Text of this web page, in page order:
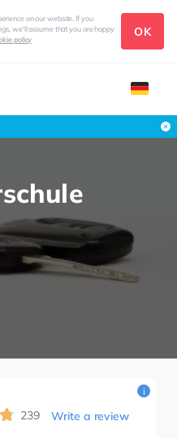
on our website. If you
we'll assume that you are happy
policy
OK
239 Write a review
i